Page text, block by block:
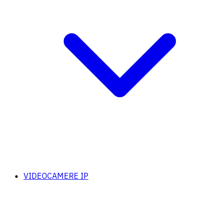
VIDEOCAMERE IP